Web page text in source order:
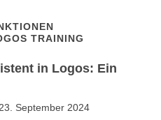
TRAINING
in Logos: Ein
23. September 2024